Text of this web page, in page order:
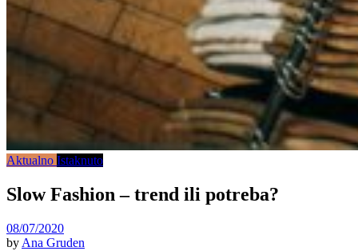
Aktualno Istaknuto
Slow Fashion – trend ili potreba?
08/07/2020
by Ana Gruden